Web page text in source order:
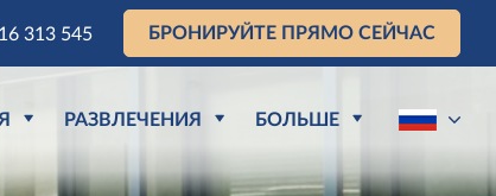
РАЗВЛЕЧЕНИЯ БОЛЬШЕ
313 545 БРОНИРУЙТЕ ПРЯМО СЕЙЧАС